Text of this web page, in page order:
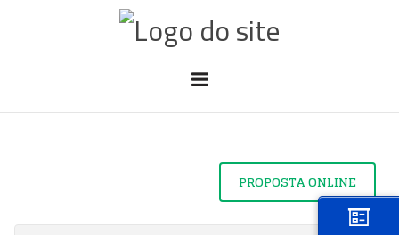
PROPOSTA ONLINE